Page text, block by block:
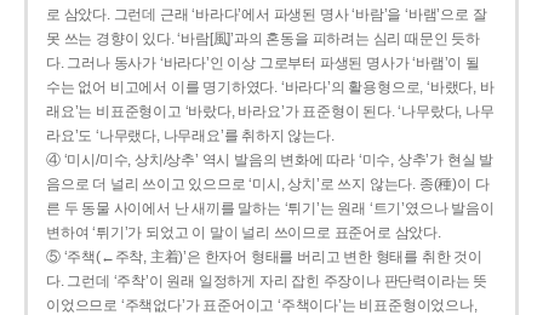
로 삼았다. 그런데 근래 ‘바라다’에서 파생된 명사 ‘바람’을 ‘바램’으로 잘
못 쓰는 경향이 있다. ‘바람[風]’과의 혼동을 피하려는 심리 때문인 듯하
다. 그러나 동사가 ‘바라다’인 이상 그로부터 파생된 명사가 ‘바램’이 될
수는 없어 비고에서 이를 명기하였다. ‘바라다’의 활용형으로, ‘바랬다, 바
래요’는 비표준형이고 ‘바랐다, 바라요’가 표준형이 된다. ‘나무랐다, 나무
라요’도 ‘나무랬다, 나무래요’를 취하지 않는다.
④ ‘미시/미수, 상치/상추’ 역시 발음의 변화에 따라 ‘미수, 상추’가 현실 발
음으로 더 널리 쓰이고 있으므로 ‘미시, 상치’로 쓰지 않는다. 종(種)이 다
른 두 동물 사이에서 난 새끼를 말하는 ‘튀기’는 원래 ‘트기’였으나 발음이
변하여 ‘튀기’가 되었고 이 말이 널리 쓰이므로 표준어로 삼았다.
⑤ ‘주책(←주착, 主着)’은 한자어 형태를 버리고 변한 형태를 취한 것이
다. 그런데 ‘주착’이 원래 일정하게 자리 잡힌 주장이나 판단력이라는 뜻
이었으므로 ‘주책없다’가 표준어이고 ‘주책이다’는 비표준형이었으나,